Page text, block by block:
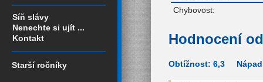
Síň slávy
Nenechte si ujít ...
Kontakt
Starší ročníky
Chybovost:
Hodnocení
Obtížnost: 6,3